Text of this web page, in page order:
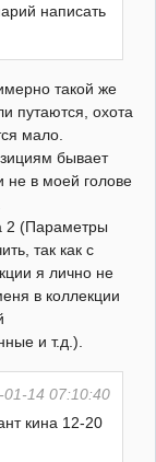
написать
такой же
путаются, охота
мало.
бывает
в моей голове
2 (Параметры
так как с
я лично не
в коллекции
и т.д.).
01-14 07:10:40
кина 12-20